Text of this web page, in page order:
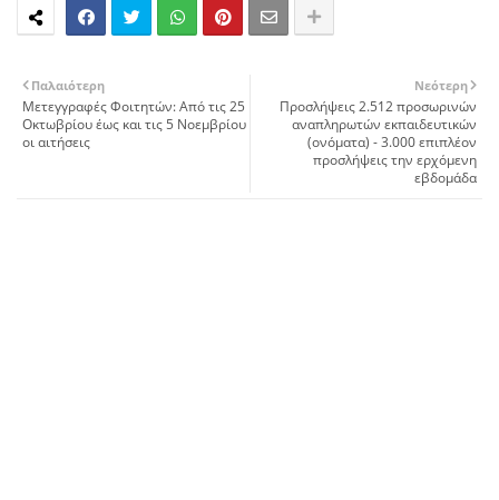
Νεότερη
Προσλήψεις 2.512 προσωρινών
αναπληρωτών εκπαιδευτικών
(ονόματα) - 3.000 επιπλέον
προσλήψεις την ερχόμενη
εβδομάδα
Παλαιότερη
Μετεγγραφές Φοιτητών: Από τις 25
Οκτωβρίου έως και τις 5 Νοεμβρίου
οι αιτήσεις